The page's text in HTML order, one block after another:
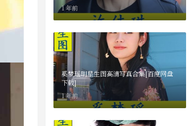
1 年前
奚梦瑶明星生图高清写真合集[百度网盘
下载]
1 年前